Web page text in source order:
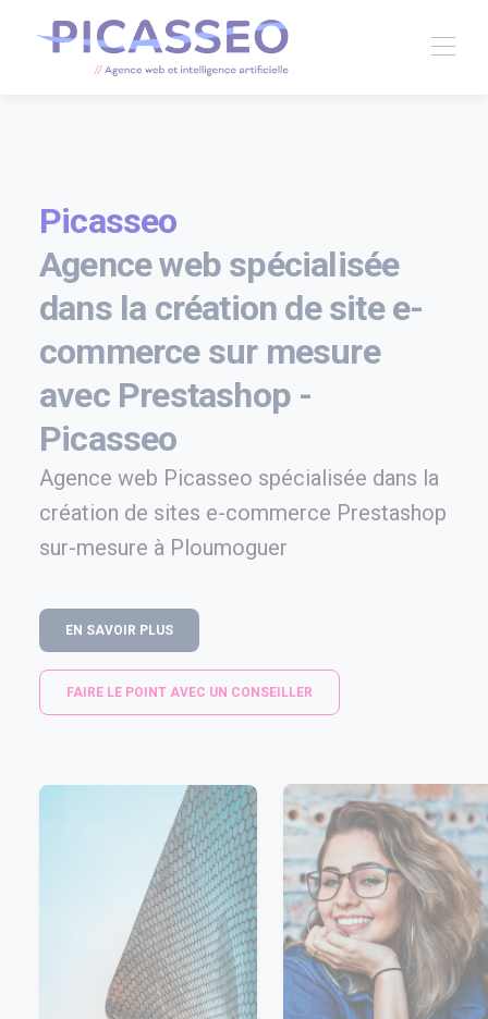
Picasseo
Agence web spécialisée
dans la création de site e-
commerce sur mesure
avec Prestashop -
Picasseo
Agence web Picasseo spécialisée dans la
création de sites e-commerce Prestashop
sur-mesure à Ploumoguer
EN SAVOIR PLUS
FAIRE LE POINT AVEC UN CONSEILLER